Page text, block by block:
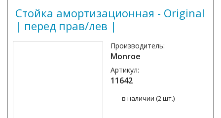
Стойка амортизационная - Original
| перед прав/лев |
Производитель:
Monroe
Артикул:
11642
в наличии (2 шт.)